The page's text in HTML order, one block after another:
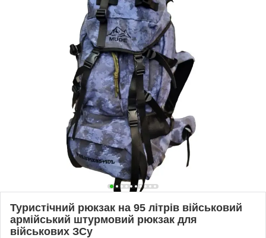
Туристічний рюкзак на 95 літрів військовий
армійський штурмовий рюкзак для
військових ЗСу